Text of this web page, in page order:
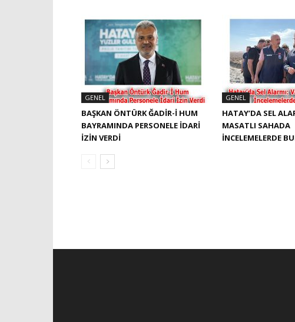
GENEL
BAŞKAN ÖNTÜRK ĞADIR-İ HUM
BAYRAMINDA PERSONELE İDARI
İZIN VERDI
GENEL
HATAY’DA SEL
MASATLI SAHADA
İNCELEMELERDE